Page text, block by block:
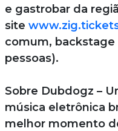
e gastrobar da
site
comum, backstage
pessoas).
Sobre Dubdogz –
música eletrônica
melhor momento